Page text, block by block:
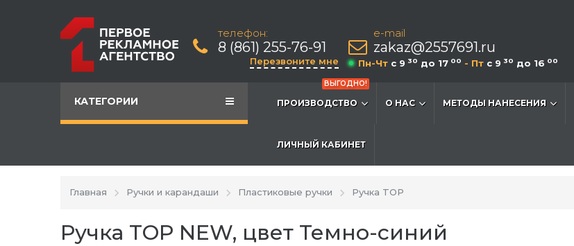
телефон:
8 (861) 255-76-91
Перезвоните мне
e-mail
zakaz@2557691.ru
Пн-Чт c 9 30 до 17 00 - Пт c 9 30 до 16 00
КАТЕГОРИИ
ВЫГОДНО!
ПРОИЗВОДСТВО О НАС МЕТОДЫ НАНЕСЕНИЯ
ЛИЧНЫЙ КАБИНЕТ
Главная Ручки и карандаши Пластиковые ручки Ручка TOP
Ручка TOP NEW, цвет Темно-синий